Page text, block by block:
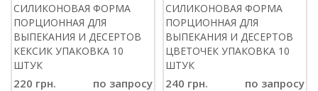
СИЛИКОНОВАЯ ФОРМА
ПОРЦИОННАЯ ДЛЯ
ВЫПЕКАНИЯ И ДЕСЕРТОВ
КЕКСИК УПАКОВКА 10
ШТУК
220 грн. по запросу
СИЛИКОНОВАЯ ФОРМА
ПОРЦИОННАЯ ДЛЯ
ВЫПЕКАНИЯ И ДЕСЕРТОВ
ЦВЕТОЧЕК УПАКОВКА 10
ШТУК
240 грн. по запросу